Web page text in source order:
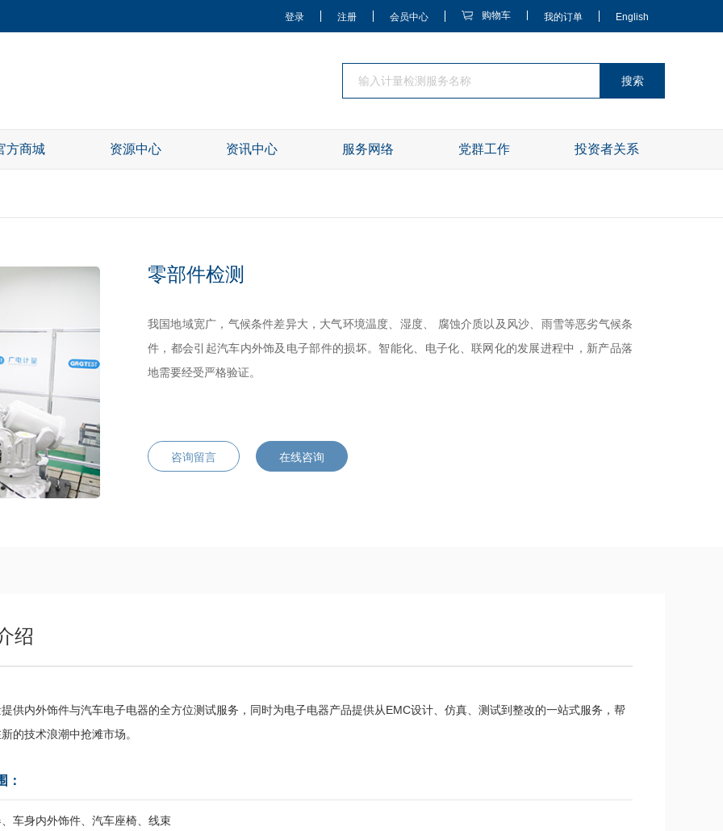
登录 注册 会员中心 购物车 我的订单 English
搜索
方商城 资源中心 资讯中心 服务网络 党群工作 投资者关系
零部件检测
我国地域宽广，气候条件差异大，大气环境温度、湿度、 腐蚀介质以及风沙、雨雪等恶劣气候条
件，都会引起汽车内外饰及电子部件的损坏。智能化、电子化、联网化的发展进程中，新产品落
地需要经受严格验证。
咨询留言 在线咨询
绍
供内外饰件与汽车电子电器的全方位测试服务，同时为电子电器产品提供从EMC设计、仿真、测试到整改的一站式服务，帮
的技术浪潮中抢滩市场。
：
车身内外饰件、汽车座椅、线束